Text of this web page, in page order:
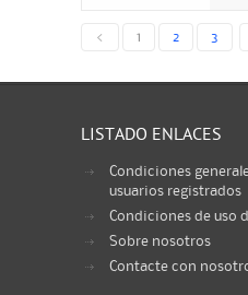
< 1 2 3
LISTADO ENLACES
Condiciones
usuarios registrados
Condiciones de uso
Sobre nosotros
Contacte con